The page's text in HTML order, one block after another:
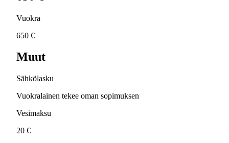
Vuokra
650 €
Muut
Sähkölasku
Vuokralainen tekee oman sopimuksen
Vesimaksu
20 €